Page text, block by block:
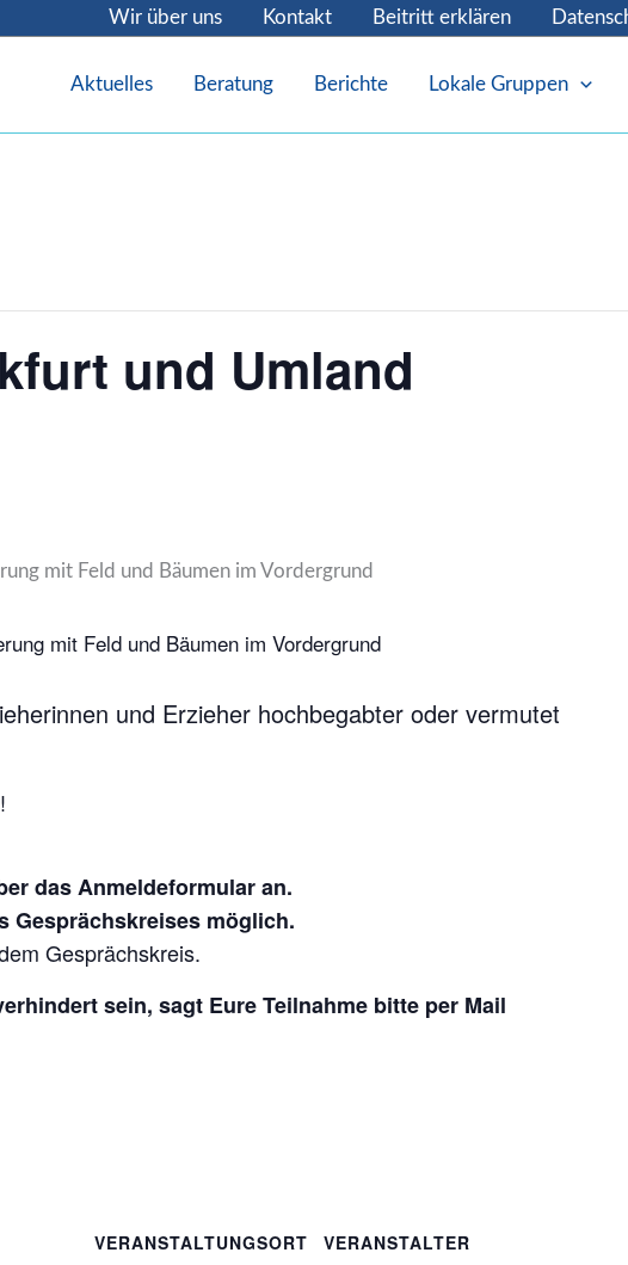
Wir über uns Kontakt Beitritt erklären
Aktuelles Beratung Berichte Lokale Gruppen
und Umland
und Erzieher hochbegabter oder vermutet
das Anmeldeformular an.
Gesprächskreises möglich.
Gesprächskreis.
sein, sagt Eure Teilnahme bitte per Mail
VERANSTALTUNGSORT
VERANSTALTER